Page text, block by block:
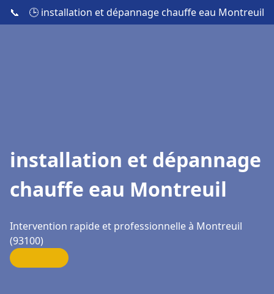
📞 🕒 installation et dépannage chauffe eau Montreuil
installation et dépannage
chauffe eau Montreuil
Intervention rapide et professionnelle à Montreuil
(93100)